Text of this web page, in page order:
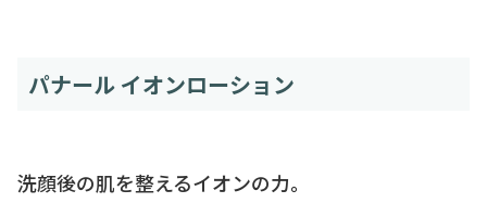
パナール イオンローション
洗顔後の肌を整えるイオンの力。